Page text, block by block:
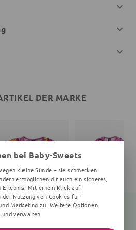
DER MARKE
bei Baby-Sweets
kleine Sünde – sie schmecken
ermöglichen dir auch ein sicheres,
Erlebnis. Mit einem Klick auf
der Nutzung von Cookies für
Marketing zu. Weitere Optionen
und verwalten.